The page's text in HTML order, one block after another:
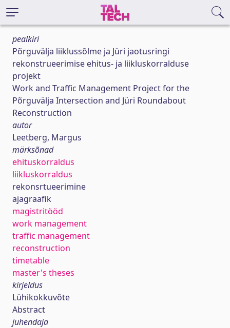
pealkiri
Põrguvälja liiklussõlme ja Jüri jaotusringi
rekonstrueerimise ehitus- ja liikluskorralduse
projekt
Work and Traffic Management Project for the
Põrguvälja Intersection and Jüri Roundabout
Reconstruction
autor
Leetberg, Margus
märksõnad
ehituskorraldus
liikluskorraldus
rekonsrtueerimine
ajagraafik
magistritööd
work management
traffic management
reconstruction
timetable
master's theses
kirjeldus
Lühikokkuvõte
Abstract
juhendaja